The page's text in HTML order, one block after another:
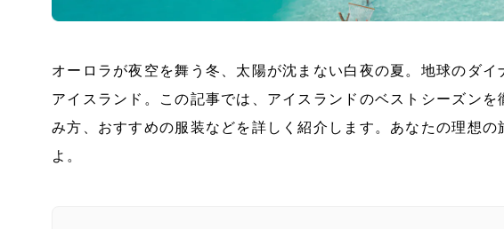
オーロラが夜空を舞う冬、太陽が沈まない白夜の夏。地球のダ
アイスランド。この記事では、アイスランドのベストシーズン
み方、おすすめの服装などを詳しく紹介します。あなたの理想
よ。